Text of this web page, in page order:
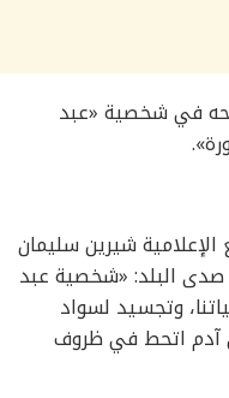
في شخصية «عبد
الإعلامية شيرين سليمان
صدى البلد: «شخصية عبد
وتجسيد لسواد
آدم اتحط في ظروف